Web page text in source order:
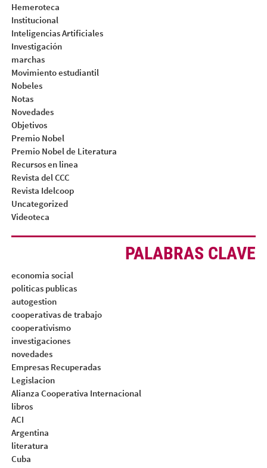
Hemeroteca
Institucional
Inteligencias Artificiales
Investigación
marchas
Movimiento estudiantil
Nobeles
Notas
Novedades
Objetivos
Premio Nobel
Premio Nobel de Literatura
Recursos en linea
Revista del CCC
Revista Idelcoop
Uncategorized
Videoteca
PALABRAS CLAVE
economia social
politicas publicas
autogestion
cooperativas de trabajo
cooperativismo
investigaciones
novedades
Empresas Recuperadas
Legislacion
Alianza Cooperativa Internacional
libros
ACI
Argentina
literatura
Cuba